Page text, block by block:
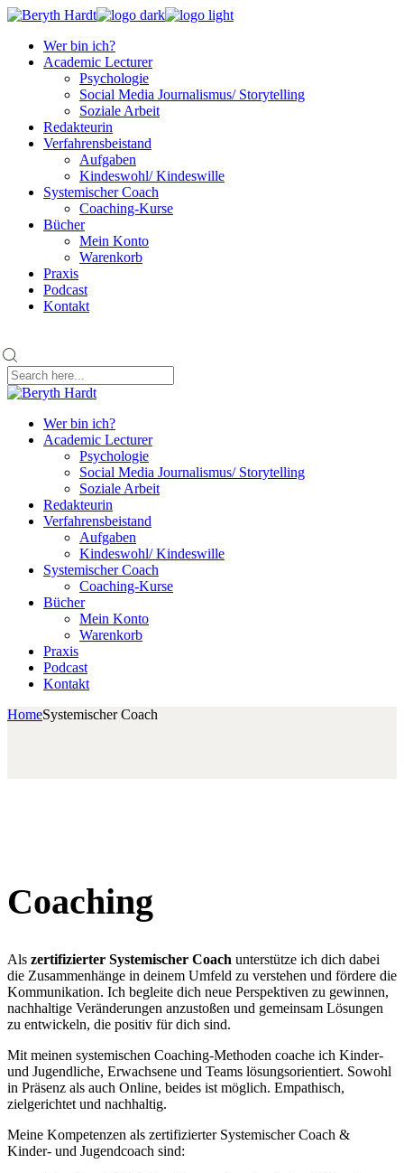
Skip
content
Wer bin ich?
Academic Lecturer
Psychologie
Social Media Journalismus/ Storytelling
Soziale Arbeit
Redakteurin
Verfahrensbeistand
Aufgaben
Kindeswohl/ Kindeswille
Systemischer Coach
Coaching-Kurse
Bücher
Mein Konto
Warenkorb
Praxis
Podcast
Kontakt
Wer bin ich?
Academic Lecturer
Psychologie
Social Media Journalismus/ Storytelling
Soziale Arbeit
Redakteurin
Verfahrensbeistand
Aufgaben
Kindeswohl/ Kindeswille
Systemischer Coach
Coaching-Kurse
Bücher
Mein Konto
Warenkorb
Praxis
Podcast
Kontakt
HomeSystemischer Coach
Coaching
Als zertifizierter Systemischer Coach unterstütze ich dich dabei
die Zusammenhänge in deinem Umfeld zu verstehen und fördere die
Kommunikation. Ich begleite dich neue Perspektiven zu gewinnen,
nachhaltige Veränderungen anzustoßen und gemeinsam Lösungen
zu entwickeln, die positiv für dich sind.
Mit meinen systemischen Coaching-Methoden coache ich Kinder-
und Jugendliche, Erwachsene und Teams lösungsorientiert. Sowohl
in Präsenz als auch Online, beides ist möglich. Empathisch,
zielgerichtet und nachhaltig.
Meine Kompetenzen als zertifizierter Systemischer Coach &
Kinder- und Jugendcoach sind: